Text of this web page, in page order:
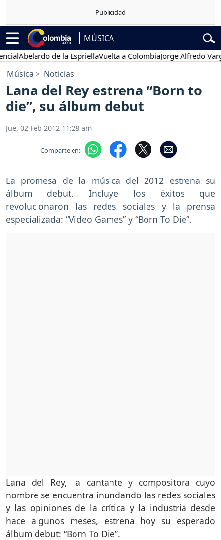
MÚSICA
Abelardo de la EspriellaVuelta a ColombiaJorge Alfredo Vargas
Música Noticias
Lana del Rey estrena “Born to
die”, su álbum debut
Jue, 02 Feb 2012 11:28 am
Comparte en:
La promesa de la música del 2012 estrena su
álbum debut. Incluye los éxitos que
revolucionaron las redes sociales y la prensa
especializada: “Video Games” y “Born To Die”.
Lana del Rey, la cantante y compositora cuyo
nombre se encuentra inundando las redes sociales
y las opiniones de la crítica y la industria desde
hace algunos meses, estrena hoy su esperado
álbum debut: “Born To Die”.